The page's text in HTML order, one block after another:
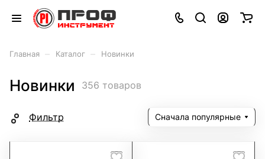
Главная Каталог Новинки
Новинки 356 товаров
Фильтр Сначала популярные